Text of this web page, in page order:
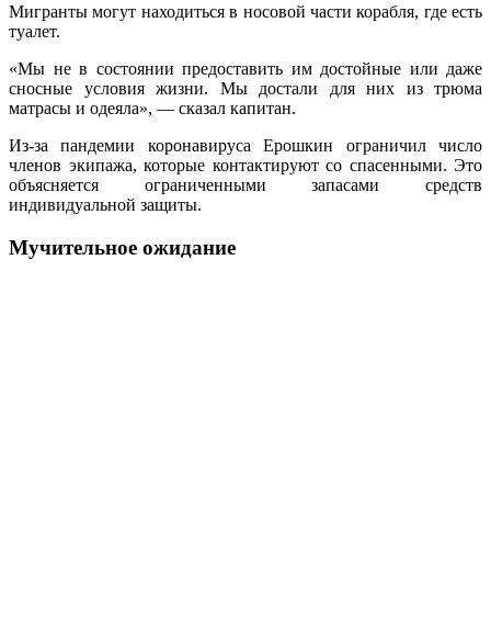
Мигранты могут находиться в носовой части корабля, где есть
туалет.
«Мы не в состоянии предоставить им достойные или даже
сносные условия жизни. Мы достали для них из трюма
матрасы и одеяла», — сказал капитан.
Из-за пандемии коронавируса Ерошкин ограничил число
членов экипажа, которые контактируют со спасенными. Это
объясняется ограниченными запасами средств
индивидуальной защиты.
Мучительное ожидание